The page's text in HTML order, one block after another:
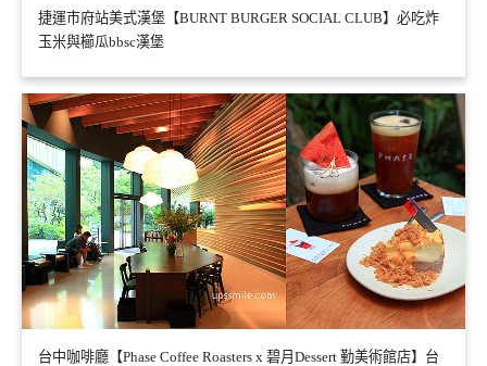
捷運市府站美式漢堡【BURNT BURGER SOCIAL CLUB】必吃炸
玉米與櫛瓜bbsc漢堡
台中咖啡廳【Phase Coffee Roasters x 碧月Dessert 勤美術館店】台